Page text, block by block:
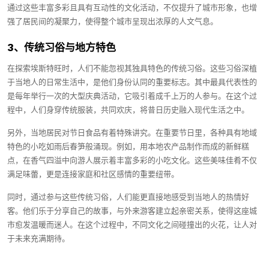
通过这些丰富多彩且具有互动性的文化活动，不仅提升了城市形象，也增
强了居民间的凝聚力，使得整个城市呈现出浓厚的人文气息。
3、传统习俗与地方特色
在探索埃斯特旺时，人们不能忽视其独具特色的传统习俗。这些习俗深植
于当地人的日常生活中，是他们身份认同的重要标志。其中最具代表性的
是每年举行一次的大型庆典活动，它吸引着成千上万的人参与。在这个过
程中，人们身穿传统服装，共同欢庆，将昔日历史融入现代生活之中。
另外，当地居民对节日食品有着特殊讲究。在重要节日里，各种具有地域
特色的小吃如雨后春笋般涌现。例如，用本地农产品制作而成的新鲜糕
点，在香气四溢中向游人展示着丰富多彩的小吃文化。这些美味佳肴不仅
满足味蕾，更是连接家庭和社区感情的重要纽带。
同时，通过参与这些传统习俗，人们能更直接地感受到当地人的热情好
客。他们乐于分享自己的故事，与外来游客建立起亲密关系，使得这座城
市愈发温暖而迷人。在这个过程中，不同文化之间碰撞出的火花，让人对
于未来充满期待。